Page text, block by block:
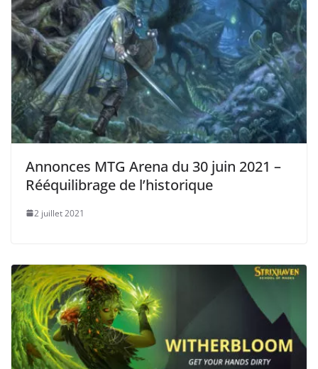
Annonces MTG Arena du 30 juin 2021 –
Rééquilibrage de l’historique
2 juillet 2021